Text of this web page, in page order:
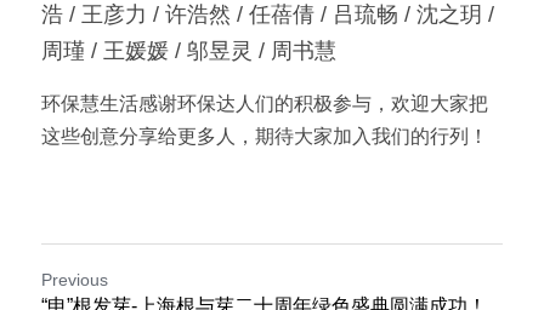
浩 / 王彦力 / 许浩然 / 任蓓倩 / 吕琉畅 / 沈之玥 /
周瑾 / 王媛媛 / 邬昱灵 / 周书慧
环保慧生活感谢环保达人们的积极参与，欢迎大家把
这些创意分享给更多人，期待大家加入我们的行列！
Previous
“申”根发芽-上海根与芽二十周年绿色盛典圆满成功！